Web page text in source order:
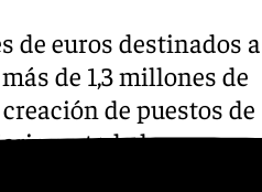
de euros destinados a
de 1,3 millones de
de puestos de
en toda la